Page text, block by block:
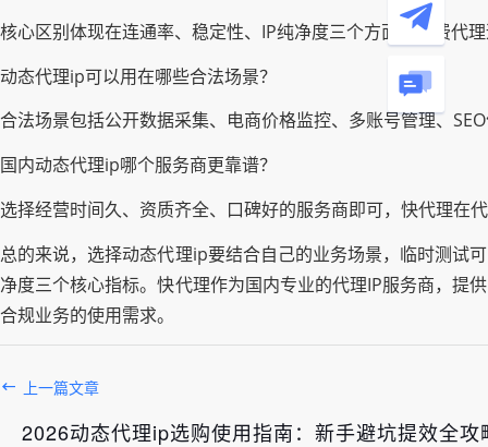
核心区别体现在连通率、稳定性、IP纯净度三个方面，免费代
动态代理ip可以用在哪些合法场景？
合法场景包括公开数据采集、电商价格监控、多账号管理、
国内动态代理ip哪个服务商更靠谱？
选择经营时间久、资质齐全、口碑好的服务商即可，快代理在
总的来说，选择动态代理ip要结合自己的业务场景，临时测试
净度三个核心指标。快代理作为国内专业的代理IP服务商，提
合规业务的使用需求。
上一篇文章
2026动态代理ip选购使用指南：新手避坑提效全攻